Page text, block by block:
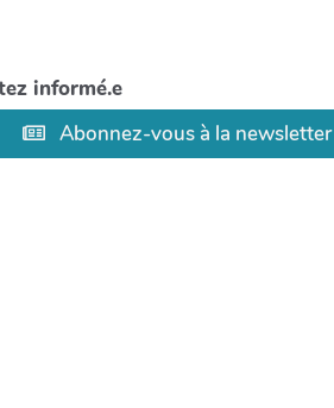
informé.e
Abonnez-vous à la newsletter